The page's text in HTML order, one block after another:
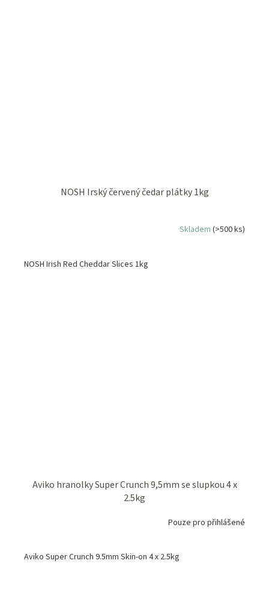
NOSH Irský červený čedar plátky 1kg
Skladem (>500 ks)
NOSH Irish Red Cheddar Slices 1kg
Aviko hranolky Super Crunch 9,5mm se slupkou 4 x
2.5kg
Pouze pro přihlášené
Aviko Super Crunch 9.5mm Skin-on 4 x 2.5kg